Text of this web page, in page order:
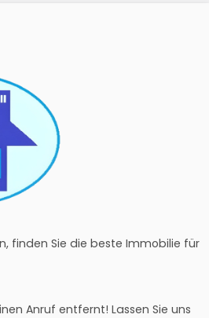
finden Sie die beste Immobilie für
Anruf entfernt! Lassen Sie uns